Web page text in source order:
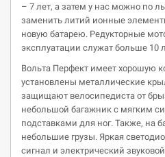
– 7 лет, а затем у нас можно по
заменить литий ионные
новую батарею. Редукторные
эксплуатации служат больше 10
Вольта Перфект имеет хорошую
установлены металлические
защищают велосипедиста от
небольшой багажник с мягким
подставками для ног. Также, на
небольшие грузы. Яркая
сигнал и электрический